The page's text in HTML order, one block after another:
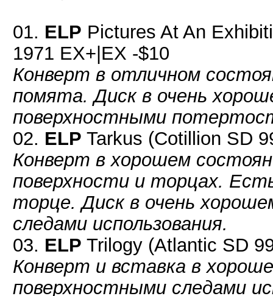
01. ELP Pictures At An
1971 EX+|EX -$10
Конверт в отличном
помята. Диск в очень
поверхностными
02. ELP Tarkus (Cotillion SD
Конверт в хорошем
поверхности и торцах.
торце. Диск в очень
следами использования.
03. ELP Trilogy (Atlantic SD
Конверт и вставка в
поверхностными следами